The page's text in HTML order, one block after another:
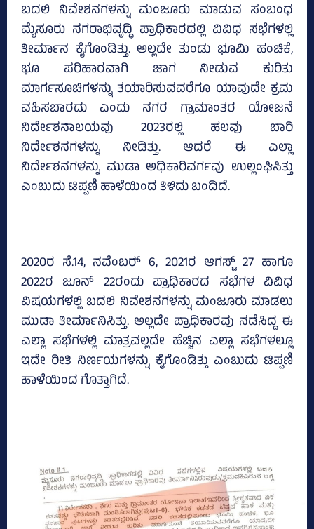
ಬದಲಿ ನಿವೇಶನಗಳನ್ನು ಮಂಜೂರು ಮಾಡುವ ಸಂಬಂಧ
ಮೈಸೂರು ನಗರಾಭಿವೃದ್ಧಿ ಪ್ರಾಧಿಕಾರದಲ್ಲಿ ವಿವಿಧ ಸಭೆಗಳಲ್ಲಿ
ತೀರ್ಮಾನ ಕೈಗೊಂಡಿತ್ತು. ಅಲ್ಲದೇ ತುಂಡು ಭೂಮಿ ಹಂಚಿಕೆ,
ಭೂ ಪರಿಹಾರವಾಗಿ ಜಾಗ ನೀಡುವ ಕುರಿತು
ಮಾರ್ಗಸೂಚಿಗಳನ್ನು ತಯಾರಿಸುವವರೆಗೂ ಯಾವುದೇ ಕ್ರಮ
ವಹಿಸಬಾರದು ಎಂದು ನಗರ ಗ್ರಾಮಾಂತರ ಯೋಜನೆ
ನಿರ್ದೇಶನಾಲಯವು 2023ರಲ್ಲಿ ಹಲವು ಬಾರಿ
ನಿರ್ದೇಶನಗಳನ್ನು ನೀಡಿತ್ತು. ಆದರೆ ಈ ಎಲ್ಲಾ
ನಿರ್ದೇಶನಗಳನ್ನು ಮುಡಾ ಅಧಿಕಾರಿವರ್ಗವು ಉಲ್ಲಂಘಿಸಿತ್ತು
ಎಂಬುದು ಟಿಪ್ಪಣಿ ಹಾಳೆಯಿಂದ ತಿಳಿದು ಬಂದಿದೆ.
2020ರ ಸೆ.14, ನವೆಂಬರ್‍‌ 6, 2021ರ ಆಗಸ್ಟ್‌ 27 ಹಾಗೂ
2022ರ ಜೂನ್‌ 22ರಂದು ಪ್ರಾಧಿಕಾರದ ಸಭೆಗಳ ವಿವಿಧ
ವಿಷಯಗಳಲ್ಲಿ ಬದಲಿ ನಿವೇಶನಗಳನ್ನು ಮಂಜೂರು ಮಾಡಲು
ಮುಡಾ ತೀರ್ಮಾನಿಸಿತ್ತು. ಅಲ್ಲದೇ ಪ್ರಾಧಿಕಾರವು ನಡೆಸಿದ್ದ ಈ
ಎಲ್ಲಾ ಸಭೆಗಳಲ್ಲಿ ಮಾತ್ರವಲ್ಲದೇ ಹೆಚ್ಚಿನ ಎಲ್ಲಾ ಸಭೆಗಳಲ್ಲೂ
ಇದೇ ರೀತಿ ನಿರ್ಣಯಗಳನ್ನು ಕೈಗೊಂಡಿತ್ತು ಎಂಬುದು ಟಿಪ್ಪಣಿ
ಹಾಳೆಯಿಂದ ಗೊತ್ತಾಗಿದೆ.